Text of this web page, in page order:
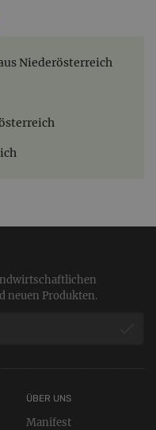
Niederösterreich
neuen Produkten.
ÜBER UNS
Manifest